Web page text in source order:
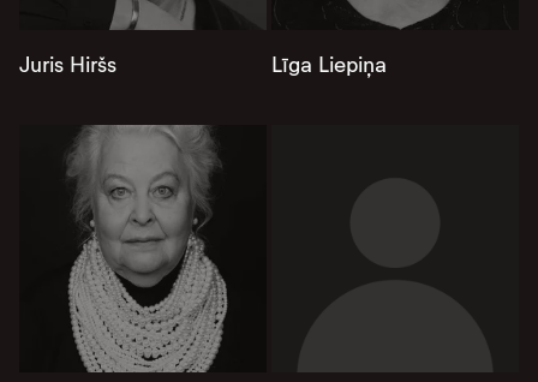
Juris Hiršs Līga Liepiņa